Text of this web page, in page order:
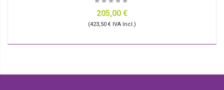
205,00 €
(423,50 € IVA Incl.)